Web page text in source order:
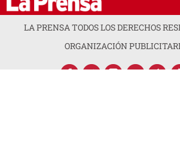
LA PRENSA TODOS LOS DERECHOS
ORGANIZACIÓN